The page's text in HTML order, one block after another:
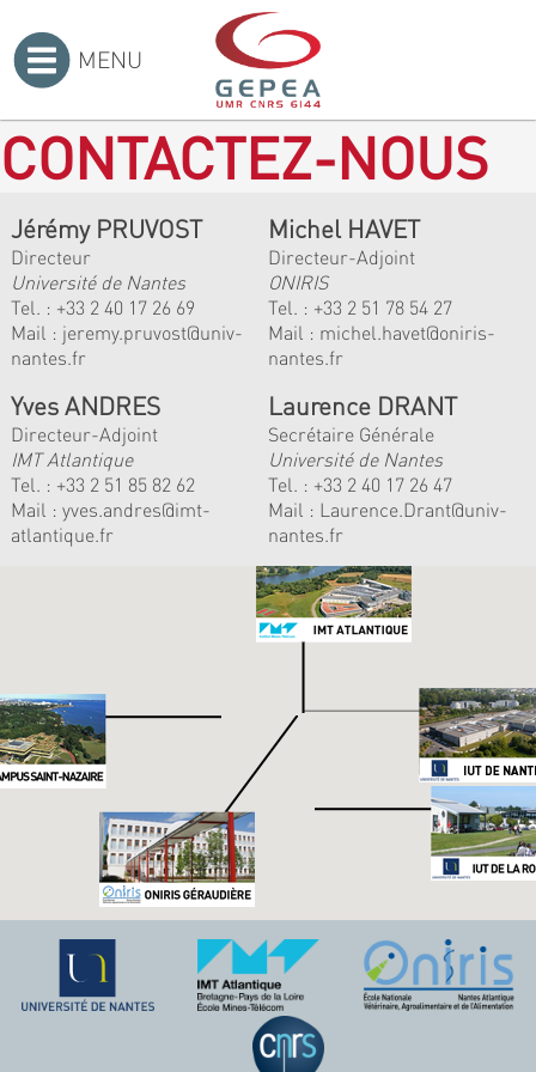
MENU
CONTACTEZ-NOUS
Jérémy PRUVOST
Directeur
Université de Nantes
Tel. : +33 2 40 17 26 69
Mail : jeremy.pruvost@univ-
nantes.fr
Michel HAVET
Directeur-Adjoint
ONIRIS
Tel. : +33 2 51 78 54 27
Mail : michel.havet@oniris-
nantes.fr
Yves ANDRES
Directeur-Adjoint
IMT Atlantique
Tel. : +33 2 51 85 82 62
Mail : yves.andres@imt-
atlantique.fr
Laurence DRANT
Secrétaire Générale
Université de Nantes
Tel. : +33 2 40 17 26 47
Mail : Laurence.Drant@univ-
nantes.fr